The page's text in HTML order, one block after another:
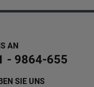
AN
- 9864-655
SIE UNS